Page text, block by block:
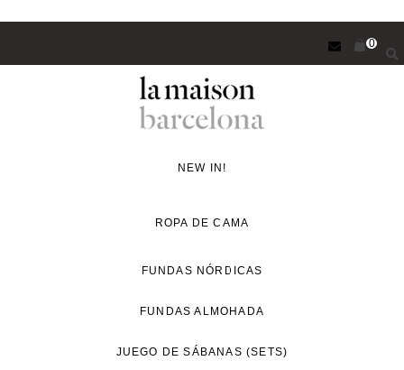
0
NEW IN!
ROPA DE CAMA
FUNDAS NÓRDICAS
FUNDAS ALMOHADA
JUEGO DE SÁBANAS (SETS)